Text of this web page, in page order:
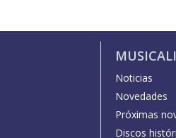
Noticias
Novedades
Próximas
Discos